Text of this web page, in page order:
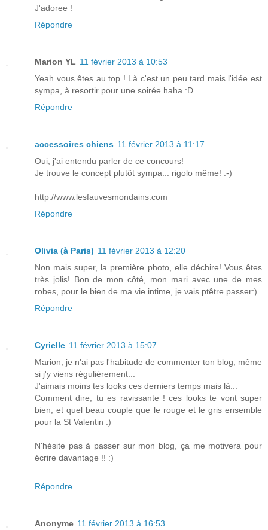
J'adoree !
Répondre
Marion YL 11 février 2013 à 10:53
Yeah vous êtes au top ! Là c'est un peu tard mais l'idée est
sympa, à resortir pour une soirée haha :D
Répondre
accessoires chiens 11 février 2013 à 11:17
Oui, j'ai entendu parler de ce concours!
Je trouve le concept plutôt sympa... rigolo même! :-)
http://www.lesfauvesmondains.com
Répondre
Olivia (à Paris) 11 février 2013 à 12:20
Non mais super, la première photo, elle déchire! Vous êtes
très jolis! Bon de mon côté, mon mari avec une de mes
robes, pour le bien de ma vie intime, je vais ptêtre passer:)
Répondre
Cyrielle 11 février 2013 à 15:07
Marion, je n'ai pas l'habitude de commenter ton blog, même
si j'y viens régulièrement...
J'aimais moins tes looks ces derniers temps mais là...
Comment dire, tu es ravissante ! ces looks te vont super
bien, et quel beau couple que le rouge et le gris ensemble
pour la St Valentin :)
N'hésite pas à passer sur mon blog, ça me motivera pour
écrire davantage !! :)
Répondre
Anonyme 11 février 2013 à 16:53